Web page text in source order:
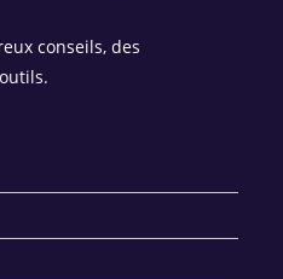
conseils, des